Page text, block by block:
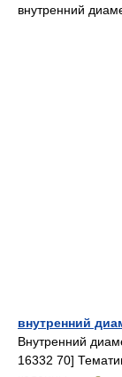
внутренний
внутренний
Внутренний
16332 70]